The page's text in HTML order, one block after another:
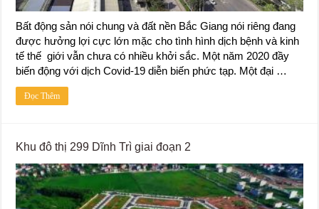
Bất động sản nói chung và đất nền Bắc Giang nói riêng đang
được hưởng lợi cực lớn mặc cho tình hình dịch bệnh và kinh
tế thế giới vẫn chưa có nhiều khởi sắc. Một năm 2020 đầy
biến động với dịch Covid-19 diễn biến phức tạp. Một đại …
Đọc Thêm
Khu đô thị 299 Dĩnh Trì giai đoạn 2